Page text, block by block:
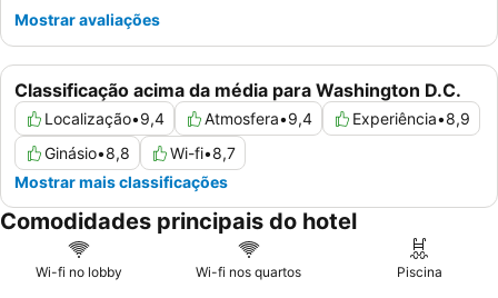
Classificação acima da média para Washington D.C.
Localização•9,4 Atmosfera•9,4 Experiência•8,9
Ginásio•8,8 Wi-fi•8,7
Mostrar mais classificações
Mostrar avaliações
Comodidades principais do hotel
Wi-fi no lobby Wi-fi nos quartos Piscina